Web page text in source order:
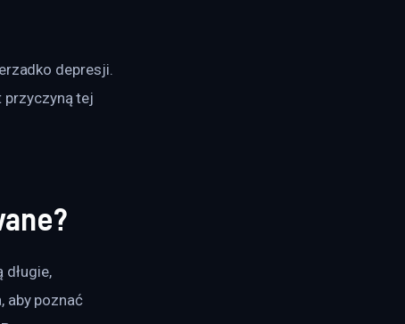
depresji.
przyczyną tej
aby poznać